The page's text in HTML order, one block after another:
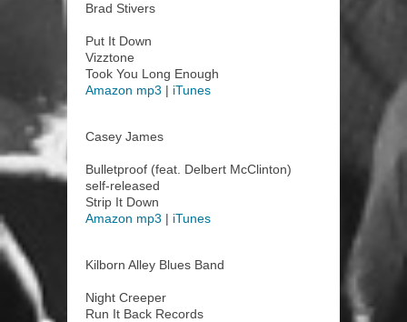
Brad Stivers
Put It Down
Vizztone
Took You Long Enough
Amazon mp3 | iTunes
Casey James
Bulletproof (feat. Delbert McClinton)
self-released
Strip It Down
Amazon mp3 | iTunes
Kilborn Alley Blues Band
Night Creeper
Run It Back Records